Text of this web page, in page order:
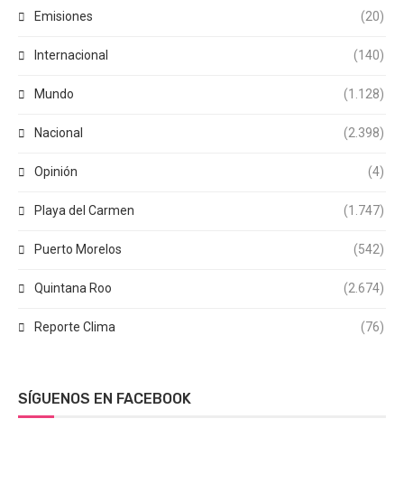
Emisiones (20)
Internacional (140)
Mundo (1.128)
Nacional (2.398)
Opinión (4)
Playa del Carmen (1.747)
Puerto Morelos (542)
Quintana Roo (2.674)
Reporte Clima (76)
SÍGUENOS EN FACEBOOK